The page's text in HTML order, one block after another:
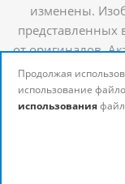
изменены.
представленных
от оригиналов.
наличии
Продолжая
использование
использования